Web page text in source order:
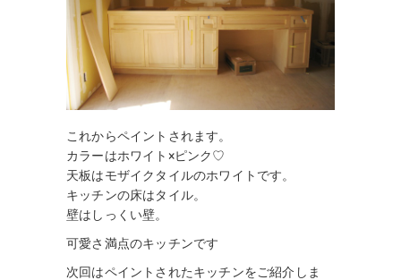
これからペイントされます。
カラーはホワイト×ピンク♡
天板はモザイクタイルのホワイトです。
キッチンの床はタイル。
壁はしっくい壁。
可愛さ満点のキッチンです
次回はペイントされたキッチンをご紹介しま